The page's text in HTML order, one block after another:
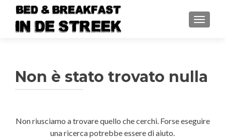
Non è stato trovato nulla
Non riusciamo a trovare quello che cerchi. Forse eseguire
una ricerca potrebbe essere di aiuto.